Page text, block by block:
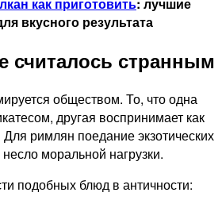
вкусного результата
считалось странным
обществом. То, что одна
другая воспринимает как
римлян поедание экзотических
моральной нагрузки.
подобных блюд в античности: